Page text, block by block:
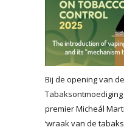
Bij de opening van
premier Micheál
‘wraak van de